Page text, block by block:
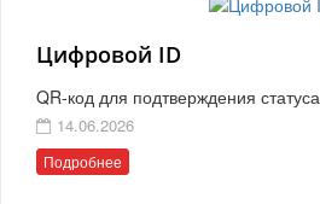
Цифровой ID
QR-код для подтверждения статуса
14.06.2026
Подробнее